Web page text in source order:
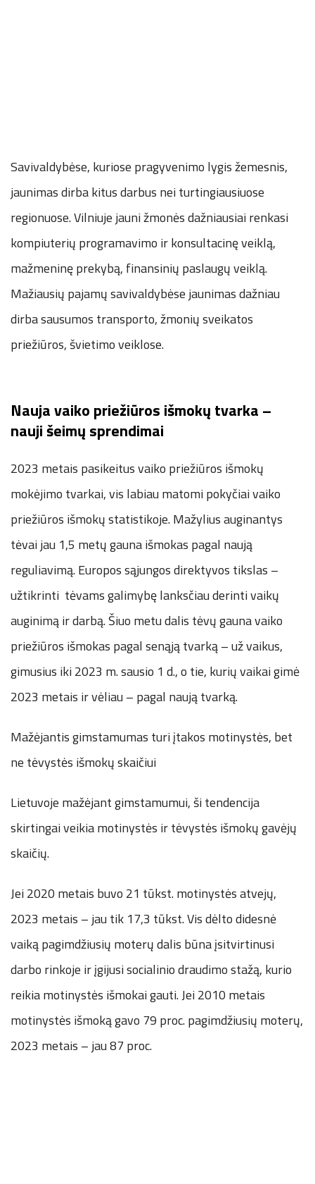
Savivaldybėse, kuriose pragyvenimo lygis žemesnis,
jaunimas dirba kitus darbus nei turtingiausiuose
regionuose. Vilniuje jauni žmonės dažniausiai renkasi
kompiuterių programavimo ir konsultacinę veiklą,
mažmeninę prekybą, finansinių paslaugų veiklą.
Mažiausių pajamų savivaldybėse jaunimas dažniau
dirba sausumos transporto, žmonių sveikatos
priežiūros, švietimo veiklose.
Nauja vaiko priežiūros išmokų tvarka –
nauji šeimų sprendimai
2023 metais pasikeitus vaiko priežiūros išmokų
mokėjimo tvarkai, vis labiau matomi pokyčiai vaiko
priežiūros išmokų statistikoje. Mažylius auginantys
tėvai jau 1,5 metų gauna išmokas pagal naują
reguliavimą. Europos sąjungos direktyvos tikslas –
užtikrinti tėvams galimybę lanksčiau derinti vaikų
auginimą ir darbą. Šiuo metu dalis tėvų gauna vaiko
priežiūros išmokas pagal senąją tvarką – už vaikus,
gimusius iki 2023 m. sausio 1 d., o tie, kurių vaikai gimė
2023 metais ir vėliau – pagal naują tvarką.
Mažėjantis gimstamumas turi įtakos motinystės, bet
ne tėvystės išmokų skaičiui
Lietuvoje mažėjant gimstamumui, ši tendencija
skirtingai veikia motinystės ir tėvystės išmokų gavėjų
skaičių.
Jei 2020 metais buvo 21 tūkst. motinystės atvejų,
2023 metais – jau tik 17,3 tūkst. Vis dėlto didesnė
vaiką pagimdžiusių moterų dalis būna įsitvirtinusi
darbo rinkoje ir įgijusi socialinio draudimo stažą, kurio
reikia motinystės išmokai gauti. Jei 2010 metais
motinystės išmoką gavo 79 proc. pagimdžiusių moterų,
2023 metais – jau 87 proc.